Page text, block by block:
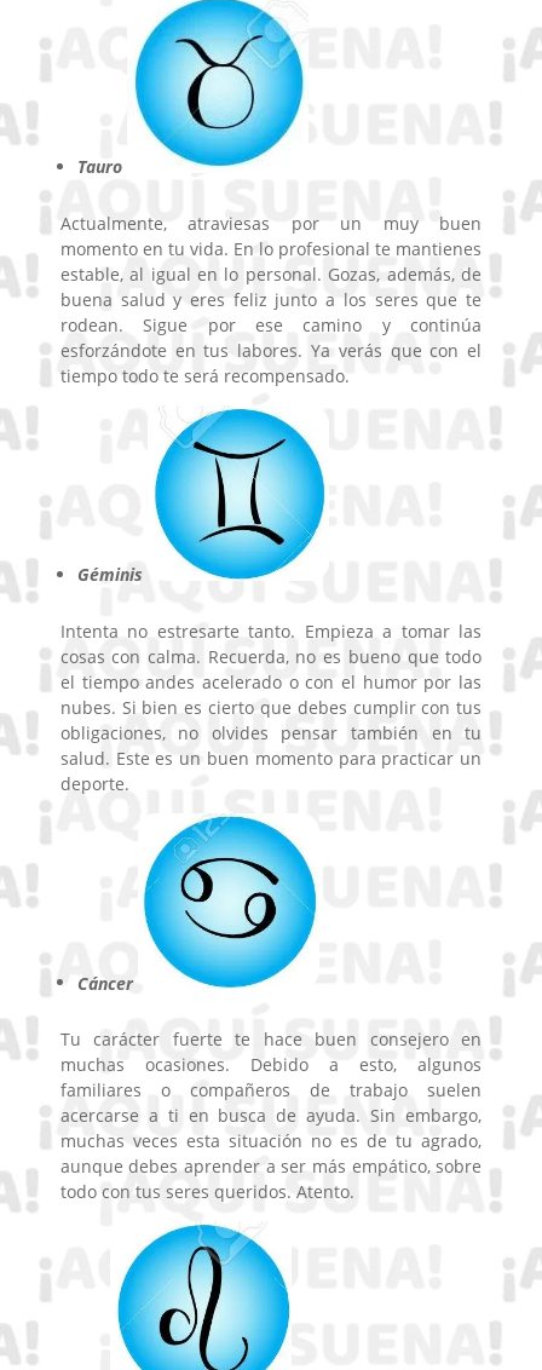
Tauro
Actualmente, atraviesas por un muy buen
momento en tu vida. En lo profesional te mantienes
estable, al igual en lo personal. Gozas, además, de
buena salud y eres feliz junto a los seres que te
rodean. Sigue por ese camino y continúa
esforzándote en tus labores. Ya verás que con el
tiempo todo te será recompensado.
Géminis
Intenta no estresarte tanto. Empieza a tomar las
cosas con calma. Recuerda, no es bueno que todo
el tiempo andes acelerado o con el humor por las
nubes. Si bien es cierto que debes cumplir con tus
obligaciones, no olvides pensar también en tu
salud. Este es un buen momento para practicar un
deporte.
Cáncer
Tu carácter fuerte te hace buen consejero en
muchas ocasiones. Debido a esto, algunos
familiares o compañeros de trabajo suelen
acercarse a ti en busca de ayuda. Sin embargo,
muchas veces esta situación no es de tu agrado,
aunque debes aprender a ser más empático, sobre
todo con tus seres queridos. Atento.